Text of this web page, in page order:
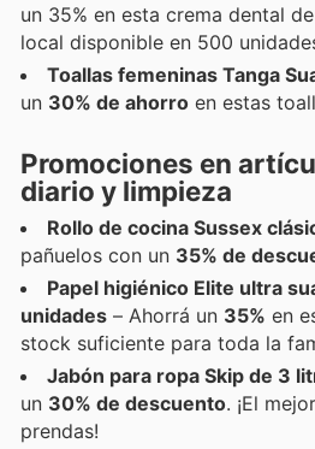
un 35% en esta crema dental
local disponible en 500
Toallas femeninas Tanga
un 30% de ahorro en estas
Promociones en
diario y limpieza
Rollo de cocina Sussex
pañuelos con un 35% de
Papel higiénico Elite ultra
unidades – Ahorrá un 35% en
stock suficiente para toda la
Jabón para ropa Skip de 3
un 30% de descuento. ¡El
prendas!